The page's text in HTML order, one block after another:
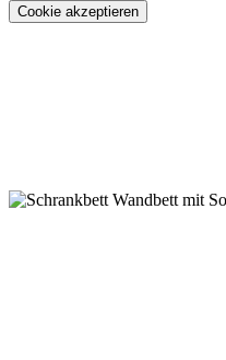
Cookie akzeptieren